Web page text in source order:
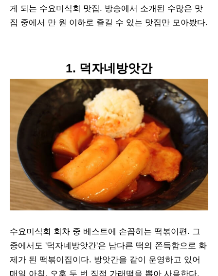
게 되는 수요미식회 맛집. 방송에서 소개된 수많은 맛
집 중에서 만 원 이하로 즐길 수 있는 맛집만 모아봤다.
1. 덕자네방앗간
수요미식회 회차 중 베스트에 손꼽히는 떡볶이편. 그
중에서도 '덕자네방앗간'은 남다른 떡의 쫀득함으로 화
제가 된 떡볶이집이다. 방앗간을 같이 운영하고 있어
매일 아침, 오후 두 번 직접 가래떡을 뽑아 사용한다.